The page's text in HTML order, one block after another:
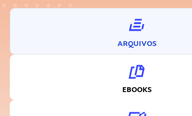
ARQUIVOS
EBOOKS